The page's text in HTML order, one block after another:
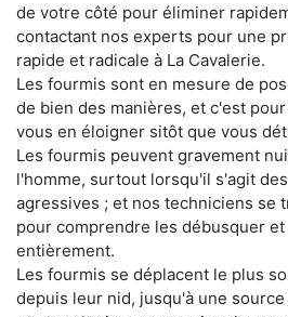
de votre côté pour éliminer
contactant nos experts pour une
rapide et radicale à La Cavalerie.
Les fourmis sont en mesure de
de bien des manières, et c'est
vous en éloigner sitôt que vous
Les fourmis peuvent gravement
l'homme, surtout lorsqu'il s'agit
agressives ; et nos techniciens se
pour comprendre les débusquer
entièrement.
Les fourmis se déplacent le plus
depuis leur nid, jusqu'à une